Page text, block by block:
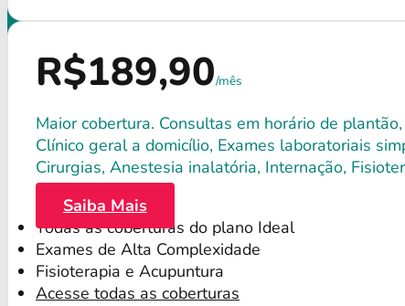
R$189,90/mês
Maior cobertura. Consultas em horário de
Clínico geral a domicílio, Exames laboratoriais
Cirurgias, Anestesia inalatória, Internação,
Saiba Mais
Todas as coberturas do plano Ideal
Exames de Alta Complexidade
Fisioterapia e Acupuntura
Acesse todas as coberturas